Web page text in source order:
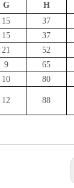
G H
15 37
15 37
21 52
9 65
10 80
12 88